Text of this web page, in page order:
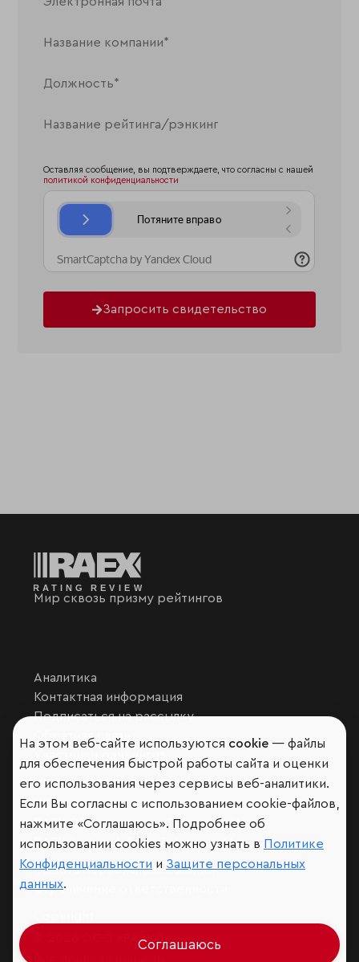
Оставляя сообщение, вы подтверждаете, что согласны с нашей
политикой конфиденциальности
Запросить свидетельство
Мир сквозь призму рейтингов
Аналитика
Контактная информация
Подписаться на рассылку
Обратная связь
Участники рэнкингов
Мы в социальных сетях и мессенджерах
VK
RAEX Образование – Telegram,Max
RAEX Sustainability –Telegram,Max
Защита персональных данных
Ограничение ответственности
© 2026 ООО «РАЭКС»
На этом веб-сайте используются cookie — файлы
для обеспечения быстрой работы сайта и оценки
его использования через сервисы веб-аналитики.
Если Вы согласны с использованием cookie-файлов,
нажмите «Соглашаюсь». Подробнее об
использовании cookies можно узнать в Политике
Конфиденциальности и Защите персональных
данных.
Соглашаюсь